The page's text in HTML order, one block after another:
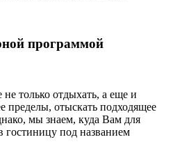
программой
только отдыхать, а еще и
пределы, отыскать подходящее
мы знаем, куда Вам для
гостиницу под названием